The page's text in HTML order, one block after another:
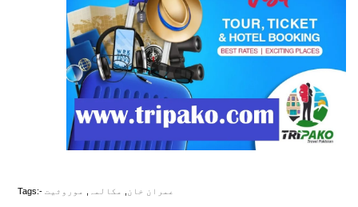
Tags:- عمران خان, مکالمہ , موروثیت